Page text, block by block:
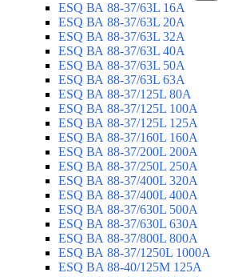
ESQ ВА 88-37/63L 16A
ESQ ВА 88-37/63L 20A
ESQ ВА 88-37/63L 32A
ESQ ВА 88-37/63L 40A
ESQ ВА 88-37/63L 50A
ESQ ВА 88-37/63L 63A
ESQ ВА 88-37/125L 80A
ESQ ВА 88-37/125L 100A
ESQ ВА 88-37/125L 125A
ESQ ВА 88-37/160L 160A
ESQ ВА 88-37/200L 200A
ESQ ВА 88-37/250L 250A
ESQ ВА 88-37/400L 320A
ESQ ВА 88-37/400L 400A
ESQ ВА 88-37/630L 500A
ESQ ВА 88-37/630L 630A
ESQ ВА 88-37/800L 800A
ESQ ВА 88-37/1250L 1000A
ESQ BA 88-40/125M 125A